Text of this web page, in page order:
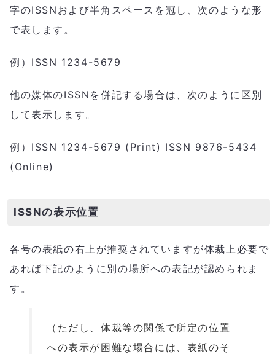
字のISSNおよび半角スペースを冠し、次のような形
で表します。
例）ISSN 1234-5679
他の媒体のISSNを併記する場合は、次のように区別
して表示します。
例）ISSN 1234-5679 (Print) ISSN 9876-5434
(Online)
ISSNの表示位置
各号の表紙の右上が推奨されていますが体裁上必要で
あれば下記のように別の場所への表記が認められま
す。
（ただし、体裁等の関係で所定の位置
への表示が困難な場合には、表紙のそ